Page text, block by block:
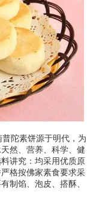
陀素饼源于明代，为
然、营养、科学、健
讲究：均采用优质原
格按佛家素食要求采
制馅、泡皮、搭酥、